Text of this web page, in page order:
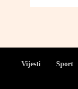
Vijesti Sport